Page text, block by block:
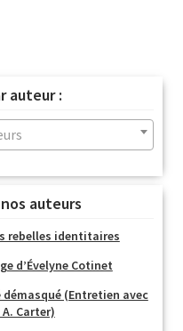
auteur :
auteurs
rebelles identitaires
d’Évelyne Cotinet
(Entretien avec
Carter)